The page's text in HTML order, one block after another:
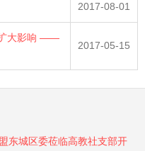
2017-08-01
扩大影响 ——
2017-05-15
城区委莅临高教社支部开